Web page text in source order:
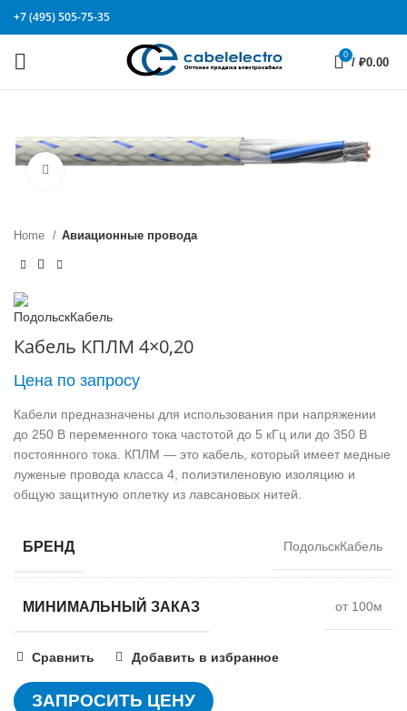
+7 (495) 505-75-35
0
/ ₽0.00
Click to enlarge
Home Авиационные провода
Кабель КПЛМ 4×0,20
Цена по запросу
Кабели предназначены для использования при напряжении
до 250 В переменного тока частотой до 5 кГц или до 350 В
постоянного тока. КПЛМ — это кабель, который имеет медные
луженые провода класса 4, полиэтиленовую изоляцию и
общую защитную оплетку из лавсановых нитей.
БРЕНД ПодольскКабель
МИНИМАЛЬНЫЙ ЗАКАЗ от 100м
Сравнить Добавить в избранное
ЗАПРОСИТЬ ЦЕНУ